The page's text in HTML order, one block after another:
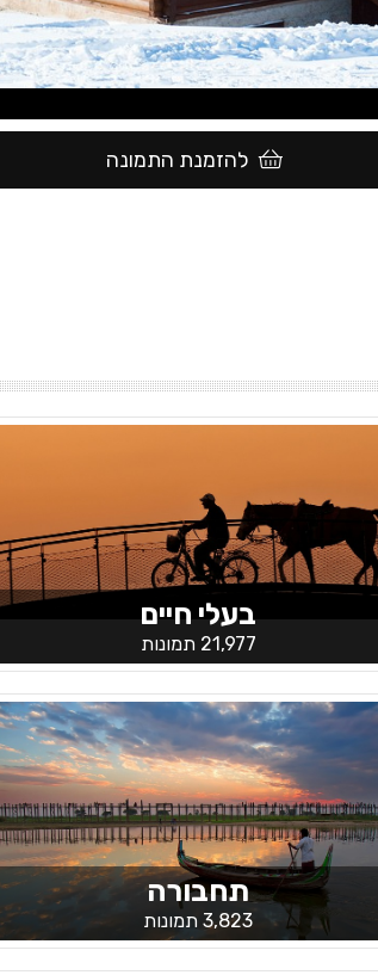
להזמנת התמונה
בעלי חיים
21,977 תמונות
תחבורה
3,823 תמונות